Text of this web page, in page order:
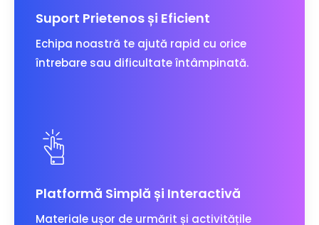
Suport Prietenos și Eficient
Echipa noastră te ajută rapid cu orice
întrebare sau dificultate întâmpinată.
Platformă Simplă și Interactivă
Materiale ușor de urmărit și activitățile